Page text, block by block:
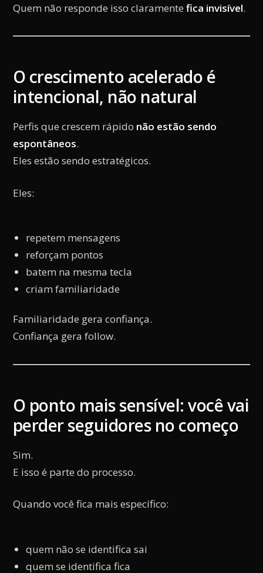
Quem não responde isso claramente fica invisível.
O crescimento acelerado é
intencional, não natural
Perfis que crescem rápido não estão sendo
espontâneos.
Eles estão sendo estratégicos.
Eles:
repetem mensagens
reforçam pontos
batem na mesma tecla
criam familiaridade
Familiaridade gera confiança.
Confiança gera follow.
O ponto mais sensível: você vai
perder seguidores no começo
Sim.
E isso é parte do processo.
Quando você fica mais específico:
quem não se identifica sai
quem se identifica fica